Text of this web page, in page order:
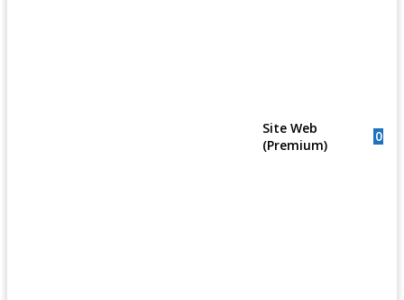
Site Web
(Premium)
0